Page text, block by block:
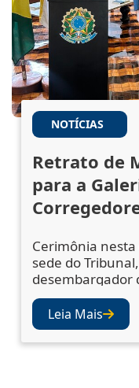
NOTÍCIAS
Retrato de
para a
Cerimônia
sede do
desembargador
Regional no
descerramento
Marcelo Augusto
corregedor
ocorreu nesta
do TRT-1. A
Leia Mais